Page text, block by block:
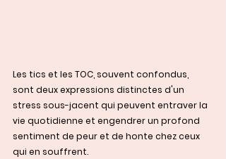
Les tics et les TOC, souvent confondus,
sont deux expressions distinctes d'un
stress sous-jacent qui peuvent entraver la
vie quotidienne et engendrer un profond
sentiment de peur et de honte chez ceux
qui en souffrent.